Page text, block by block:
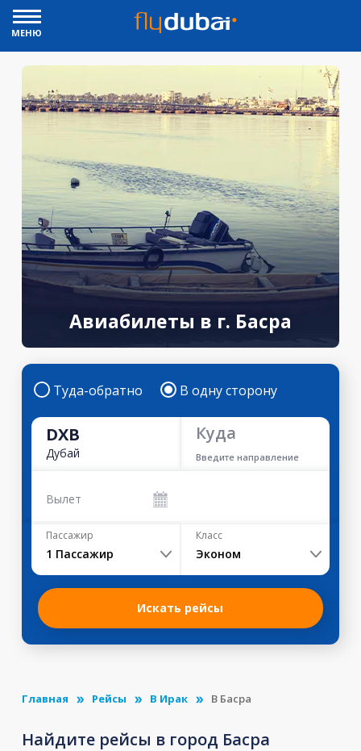
МЕНЮ
Авиабилеты в г. Басра
Туда-обратно В одну сторону
DXB
Дубай
Куда
Введите направление
Вылет
Пассажир
1 Пассажир
Класс
Эконом
Искать рейсы
Главная Рейсы В Ирак В Басра
Найдите рейсы в город Басра